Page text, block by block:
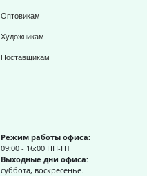
Оптовикам
Художникам
Поставщикам
Режим работы офиса:
09:00 - 16:00 ПН-ПТ
Выходные дни офиса:
суббота, воскресенье.